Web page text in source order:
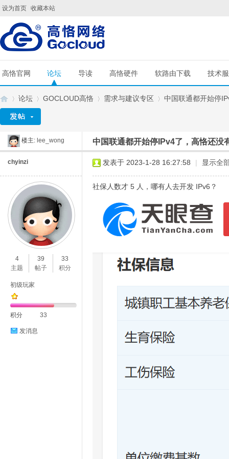
设为首页 收藏本站
高恪官网 论坛 导读 高恪硬件 软路由下载 技术
»
论坛
›
GOCLOUD高恪
›
需求与建议专区
›
中国联通都开始停
楼主: lee_wong 中国联通都开始停IPv4了，高恪还没
chyinzi
4
主题
39
帖子
33
积分
初级玩家
积分 33
发消息
发表于 2023-1-28 16:27:58 | 显示全
社保人数才 5 人，哪有人去开发 IPv6？